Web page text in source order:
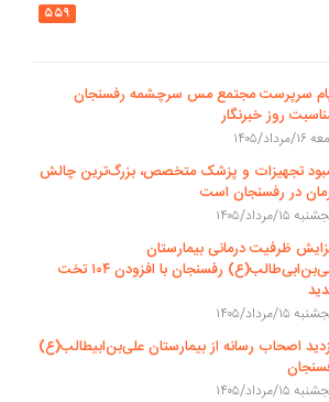
۵۵۹
سرپرست مجتمع مس سرچشمه رفسنجان
روز خبرنگار
۱۴۰۵
تجهیزات و پزشک متخصص، بزرگ‌ترین چالش
در رفسنجان است
۱۵/مرداد/۱۴۰۵
ظرفیت درمانی بیمارستان
علی‌بن‌ابی‌طالب(ع) رفسنجان با افزودن ۱۰۴ تخت
۱۵/مرداد/۱۴۰۵
اصحاب رسانه از بیمارستان علی‌بن‌ابیطالب(ع)
۱۵/مرداد/۱۴۰۵